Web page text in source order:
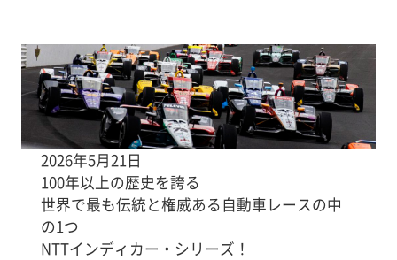
2026年5月21日
100年以上の歴史を誇る
世界で最も伝統と権威ある自動車レースの中
の1つ
NTTインディカー・シリーズ！